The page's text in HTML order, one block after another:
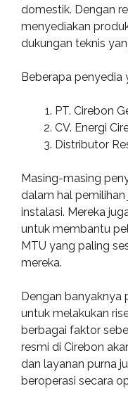
domestik. Dengan
menyediakan
dukungan teknis
Beberapa penyedia
PT. Cirebon
CV. Energi
Distributor
Masing-masing
dalam hal
instalasi. Mereka
untuk membantu
MTU yang paling
mereka.
Dengan banyaknya
untuk melakukan
berbagai faktor
resmi di Cirebon
dan layanan purna
beroperasi secara